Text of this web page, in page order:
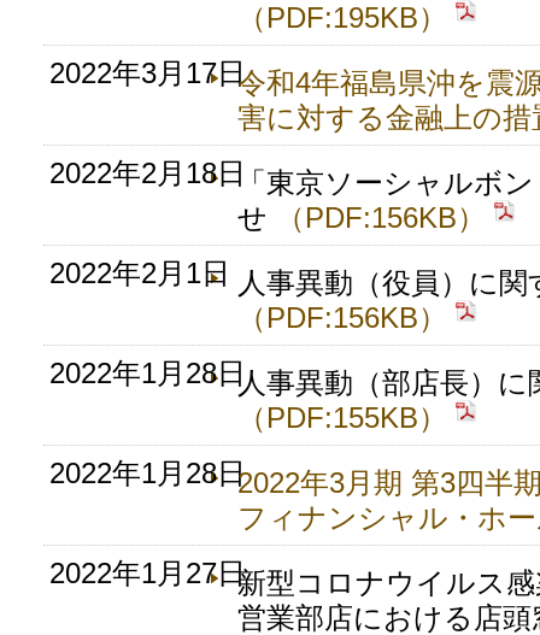
（PDF:195KB）
2022年3月17日令和4年福島県沖を震
害に対する金融上の
2022年2月18日「東京ソーシャルボ
せ
（PDF:156KB）
2022年2月1日
人事異動（役員）に
（PDF:156KB）
2022年1月28日人事異動（部店長）
（PDF:155KB）
2022年1月28日2022年3月期 第3四半
フィナンシャル・ホ
2022年1月27日新型コロナウイルス
営業部店における店